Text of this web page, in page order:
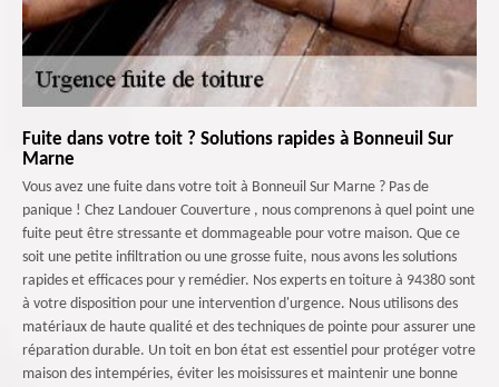
Fuite dans votre toit ? Solutions rapides à Bonneuil Sur
Marne
Vous avez une fuite dans votre toit à Bonneuil Sur Marne ? Pas de
panique ! Chez Landouer Couverture , nous comprenons à quel point une
fuite peut être stressante et dommageable pour votre maison. Que ce
soit une petite infiltration ou une grosse fuite, nous avons les solutions
rapides et efficaces pour y remédier. Nos experts en toiture à 94380 sont
à votre disposition pour une intervention d'urgence. Nous utilisons des
matériaux de haute qualité et des techniques de pointe pour assurer une
réparation durable. Un toit en bon état est essentiel pour protéger votre
maison des intempéries, éviter les moisissures et maintenir une bonne